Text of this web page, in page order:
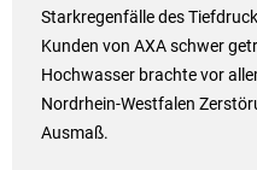
Starkregenfälle des
Kunden von AXA schwer
Hochwasser brachte vor
Nordrhein-Westfalen
Ausmaß.